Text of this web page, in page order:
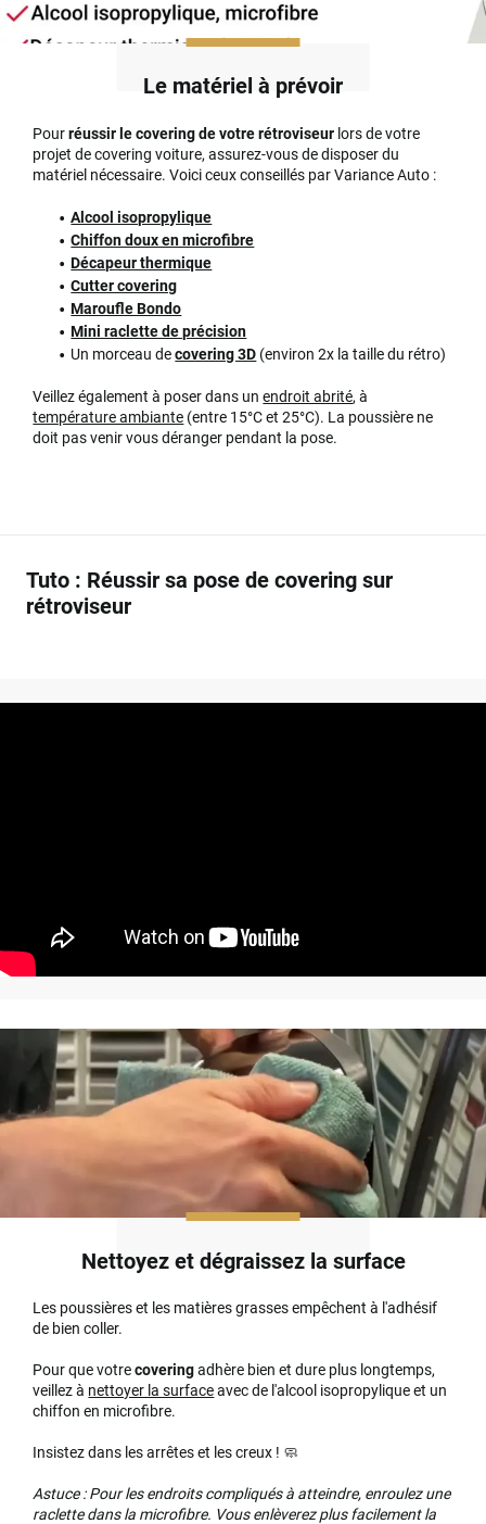
Le matériel à prévoir
Pourréussir le covering de votre rétroviseur lors de votre
projet de covering voiture, assurez-vous de disposer du
matériel nécessaire. Voici ceux conseillés par Variance Auto :
Alcool isopropylique
Chiffon doux en microfibre
Décapeur thermique
Cutter covering
Maroufle Bondo
Mini raclette de précision
Un morceau decovering 3D (environ 2x la taille du rétro)
Veillez également à poser dans unendroit abrité, à
température ambiante (entre 15°C et 25°C). La poussière ne
doit pas venir vous déranger pendant la pose.
Tuto : Réussir sa pose de covering sur
rétroviseur
Nettoyez et dégraissez la surface
Les poussières et les matières grasses empêchent à l'adhésif
de bien coller.
Pour que votrecoveringadhère bien et dure plus longtemps,
veillez à nettoyer la surfaceavec de l'alcool isopropylique et un
chiffon en microfibre.
Insistez dans les arrêtes et les creux ! 🧼
Astuce : Pour les endroits compliqués à atteindre, enroulez une
raclette dans la microfibre. Vous enlèverez plus facilement la